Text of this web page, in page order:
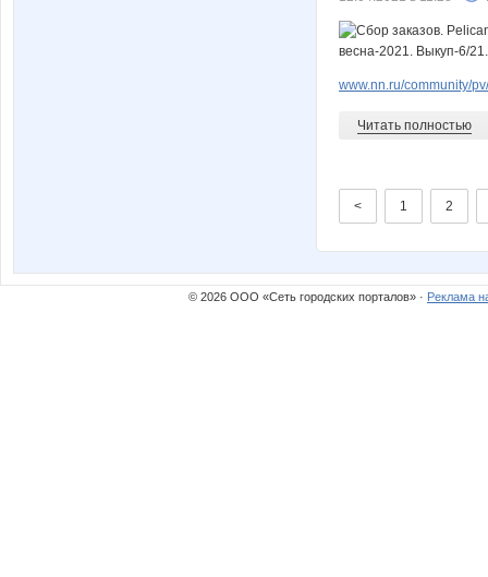
www.nn.ru/community/
Читать полностью
< 1 2
© 2026 ООО «Сеть городских порталов» · Реклама